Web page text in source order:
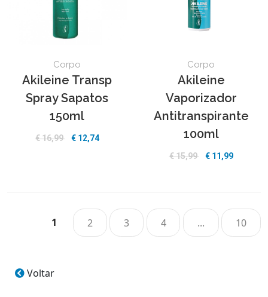
Corpo
Akileine Transp
Spray Sapatos
150ml
€ 16,99 € 12,74
Corpo
Akileine
Vaporizador
Antitranspirante
100ml
€ 15,99 € 11,99
1 2 3 4 ... 10
Voltar